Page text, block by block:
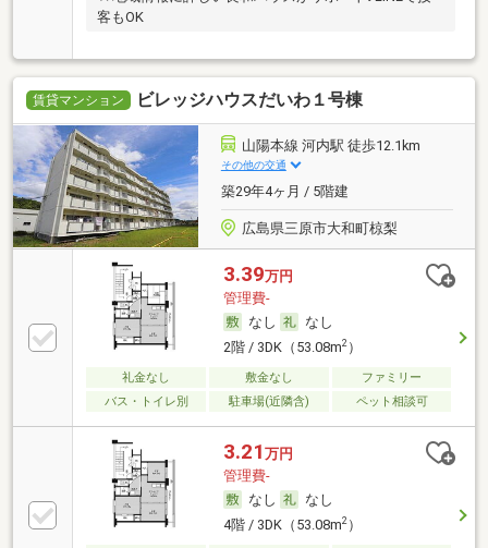
客もOK
賃貸マンション ビレッジハウスだいわ１号棟
山陽本線 河内駅 徒歩12.1km
その他の交通
築29年4ヶ月 / 5階建
広島県三原市大和町椋梨
3.39万円
管理費-
なし
なし
2階 / 3DK（53.08m2）
礼金なし 敷金なし
ファミリー
バス・トイレ別
駐車場(近隣含) ペット相談可
3.21 万円
管理費-
なし
なし
4階 / 3DK（53.08m2）